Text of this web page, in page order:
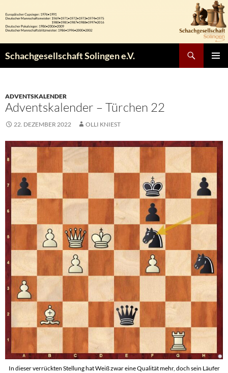
Inhalt
springen
Schachgesellschaft Solingen e.V.
ADVENTSKALENDER
Adventskalender – Türchen 22
22. DEZEMBER 2022 OLLI KNIEST
In dieser verrückten Stellung hat Weiß zwar eine Qualität mehr, doch sein Läufer